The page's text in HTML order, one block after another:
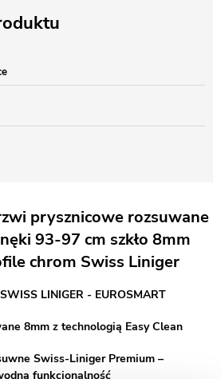
prysznicowe rozsuwane
93-97 cm szkło 8mm
chrom Swiss Liniger
LINIGER - EUROSMART
8mm z technologią Easy Clean
Swiss-Liniger Premium –
funkcjonalność